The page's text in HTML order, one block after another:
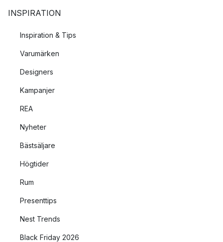
INSPIRATION
Inspiration & Tips
Varumärken
Designers
Kampanjer
REA
Nyheter
Bästsäljare
Högtider
Rum
Presenttips
Nest Trends
Black Friday 2026